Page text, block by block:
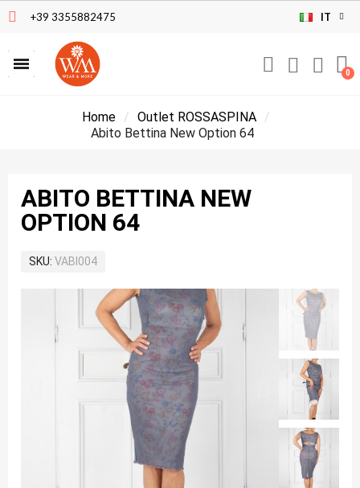
+39 3355882475 IT
Home
Outlet ROSSASPINA
Abito Bettina New Option 64
ABITO BETTINA NEW
OPTION 64
SKU VABI004